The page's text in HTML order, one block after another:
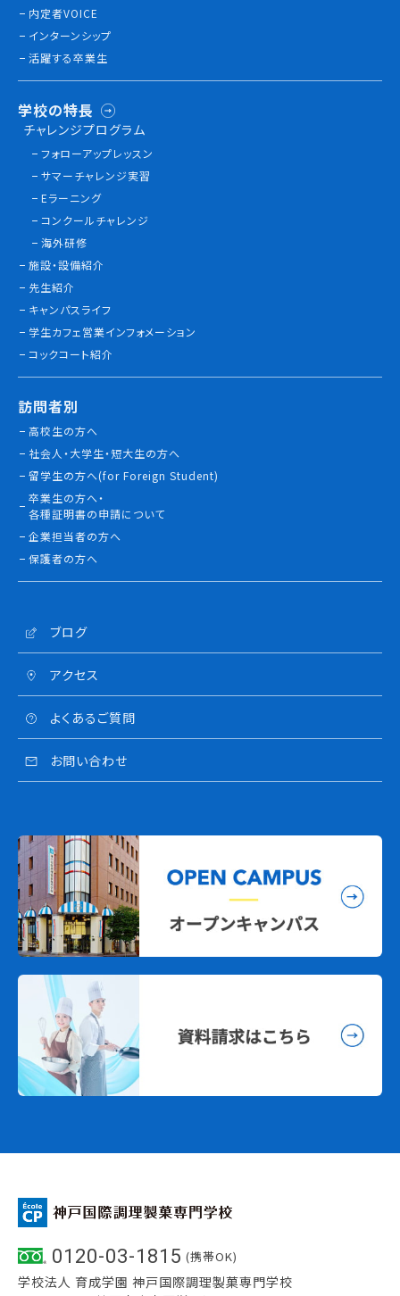
内定者VOICE
インターンシップ
活躍する卒業生
学校の特長
チャレンジプログラム
フォローアップレッスン
サマーチャレンジ実習
Eラーニング
コンクールチャレンジ
海外研修
施設・設備紹介
先生紹介
キャンパスライフ
学生カフェ営業インフォメーション
コックコート紹介
訪問者別
高校生の方へ
社会人・大学生・短大生の方へ
留学生の方へ(for Foreign Student)
卒業生の方へ・
各種証明書の申請について
企業担当者の方へ
保護者の方へ
ブログ
アクセス
よくあるご質問
お問い合わせ
0120-03-1815 (携帯OK)
学校法人 育成学園 神戸国際調理製菓専門学校